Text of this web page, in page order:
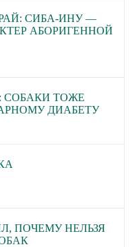
СИБА-ИНУ —
АБОРИГЕННОЙ
СОБАКИ ТОЖЕ
ДИАБЕТУ
ПОЧЕМУ НЕЛЬЗЯ